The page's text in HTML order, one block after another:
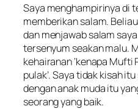
Saya menghampirinya di
memberikan salam.
dan menjawab salam
tersenyum seakan malu.
kehairanan ‘kenapa Mufti
pulak’. Saya tidak kisah
dengan anak muda itu
seorang yang baik.